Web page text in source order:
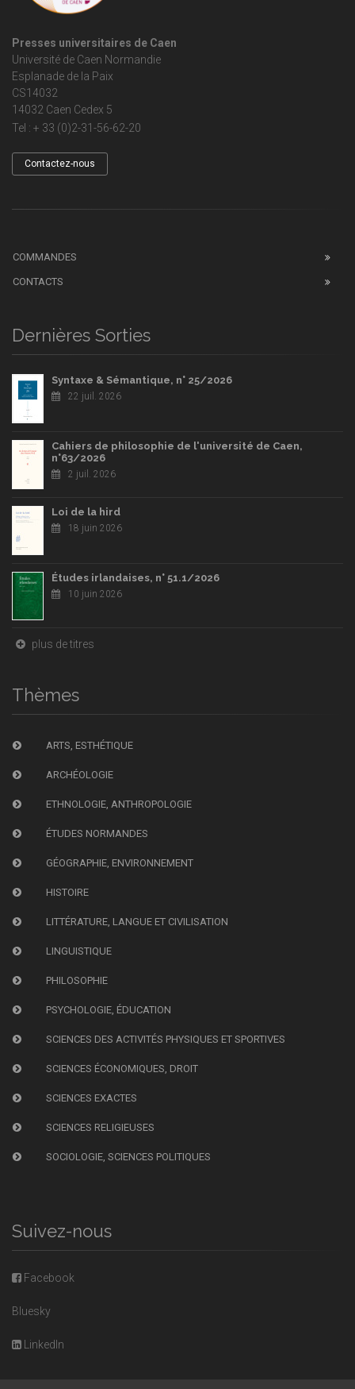
Presses universitaires de Caen
Université de Caen Normandie
Esplanade de la Paix
CS14032
14032 Caen Cedex 5
Tel : + 33 (0)2-31-56-62-20
Contactez-nous
COMMANDES
CONTACTS
Dernières Sorties
Syntaxe & Sémantique, n° 25/2026
22 juil. 2026
Cahiers de philosophie de l'université de Caen,
n°63/2026
2 juil. 2026
Loi de la hird
18 juin 2026
Études irlandaises, n° 51.1/2026
10 juin 2026
plus de titres
Thèmes
ARTS, ESTHÉTIQUE
ARCHÉOLOGIE
ETHNOLOGIE, ANTHROPOLOGIE
ÉTUDES NORMANDES
GÉOGRAPHIE, ENVIRONNEMENT
HISTOIRE
LITTÉRATURE, LANGUE ET CIVILISATION
LINGUISTIQUE
PHILOSOPHIE
PSYCHOLOGIE, ÉDUCATION
SCIENCES DES ACTIVITÉS PHYSIQUES ET SPORTIVES
SCIENCES ÉCONOMIQUES, DROIT
SCIENCES EXACTES
SCIENCES RELIGIEUSES
SOCIOLOGIE, SCIENCES POLITIQUES
Suivez-nous
Facebook
Bluesky
LinkedIn